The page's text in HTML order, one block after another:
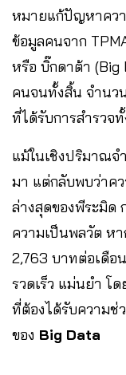
หมายแก้ปัญหาคว
ข้อมูลคนจาก
หรือ บิ๊กดาต้า (Big
คนจนทั้งสิ้น จำนว
ที่ได้รับการสำรวจ
แม้ในเชิงปริมาณ
มา แต่กลับพบว่าค
ล่างสุดของพีระมิด
ความเป็นพลวัต ห
2,763 บาทต่อเดื
รวดเร็ว แม่นยำ โ
ที่ต้องได้รับความช่
ของ Big Data